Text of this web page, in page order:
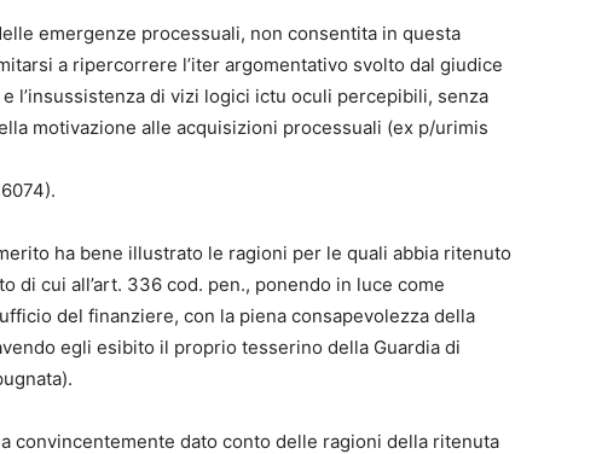
emergenze processuali, non consentita in questa
a ripercorrere l’iter argomentativo svolto dal giudice
l’insussistenza di vizi logici ictu oculi percepibili, senza
motivazione alle acquisizioni processuali (ex p/urimis
ha bene illustrato le ragioni per le quali abbia ritenuto
di cui all’art. 336 cod. pen., ponendo in luce come
del finanziere, con la piena consapevolezza della
egli esibito il proprio tesserino della Guardia di
convincentemente dato conto delle ragioni della ritenuta